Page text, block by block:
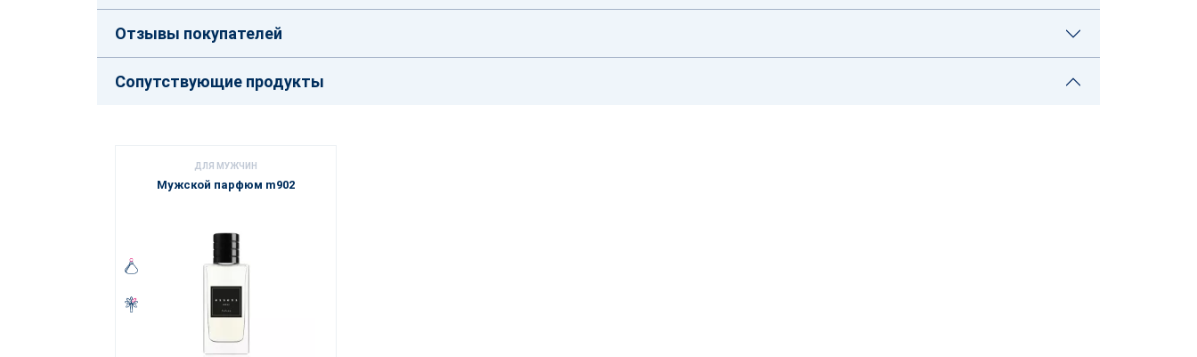
Отзывы покупателей
Сопутствующие продукты
ДЛЯ МУЖЧИН
Мужской парфюм m902